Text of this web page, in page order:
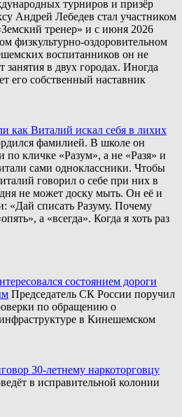
турниров и призёр
Андрей Лебедев стал участником
тренер» и с июня 2026
физкультурно-оздоровительном
воспитанников он не
занятия в двух городах. Иногда
его собственный наставник
как Виталий искал себя в лихих
фамилией. В школе он
по кличке «Разум», а не «Разя» и
сами одноклассники. Чтобы
говорил о себе при них в
не может доску мыть. Он её и
«Дай списать Разуму. Почему
а «всегда». Когда я хоть раз
состоянием дороги
Председатель СК России поручил
по обращению о
в Кинешемском
30-летнему наркоторговцу
в исправительной колонии